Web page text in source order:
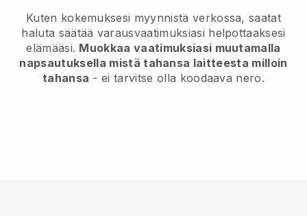
Kuten kokemuksesi myynnistä verkossa, saatat
haluta säätää varausvaatimuksiasi helpottaaksesi
elämääsi. Muokkaa vaatimuksiasi muutamalla
napsautuksella mistä tahansa laitteesta milloin
tahansa - ei tarvitse olla koodaava nero.